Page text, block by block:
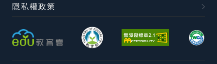
隱私權政策